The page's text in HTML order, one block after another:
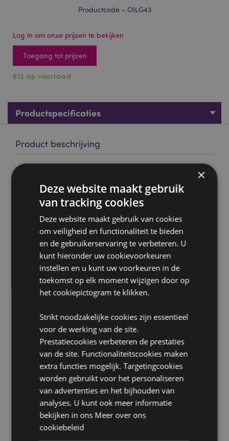
Productcode - OILG43
Log in om onze prijzen te bekijken
Toegang tot prijzen
612 op voorraad
Productspecificaties
Product beschrijving
Weelderige Lavendel 10ml - 46503 Stamford Plantaardige
Merk:Stamford
Geuroliën (synthetische geuren), glas (fles)
en polypropyleen (dop)
Voor gebruik met:Geurbranders, lampenringen,
diffusers en potpourri.
Verpakking:10ml Flesje
Veganistisch:
Dierproefvrij:Ja
Product Bron:
Zoekt u meer informatie over kopen bij Puckator?
Lees dan onzeklanten informatie gids.
×
Deze website maakt gebruik
van tracking cookies
Deze website maakt gebruik van cookies
om veiligheid en functionaliteit te bieden
en de gebruikerservaring te verbeteren. U
kunt hieronder uw cookievoorkeuren
instellen en u kunt uw voorkeuren in de
toekomst op elk moment wijzigen door op
het cookiepictogram te klikken.
Strikt noodzakelijke cookies zijn essentieel
voor de werking van de site.
Prestatiecookies verbeteren de prestaties
van de site. Functionaliteitscookies maken
extra functies mogelijk. Targetingcookies
worden gebruikt voor het personaliseren
van advertenties en het bijhouden van
analyses. U kunt ook meer informatie
bekijken in ons Meer over ons
cookiebeleid